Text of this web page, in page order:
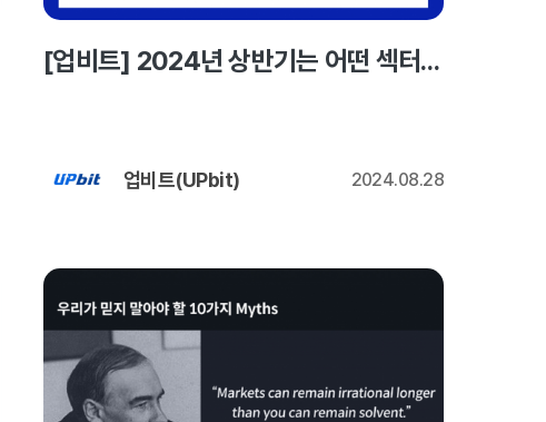
[업비트] 2024년 상반기는 어떤 섹터가 가장 많이 상승했을까?
업비트(UPbit) 2024.08.28